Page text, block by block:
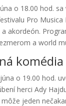
o 18.00 hod.
Pro Musica
a akordeón.
a world
komédia
o 19.00 hod.
herci Ady
jeden